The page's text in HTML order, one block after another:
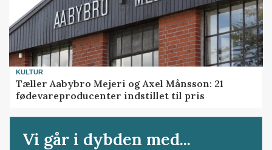
KULTUR
Tæller Aabybro Mejeri og Axel Månsson: 21
fødevareproducenter indstillet til pris
Vi går i dybden med...